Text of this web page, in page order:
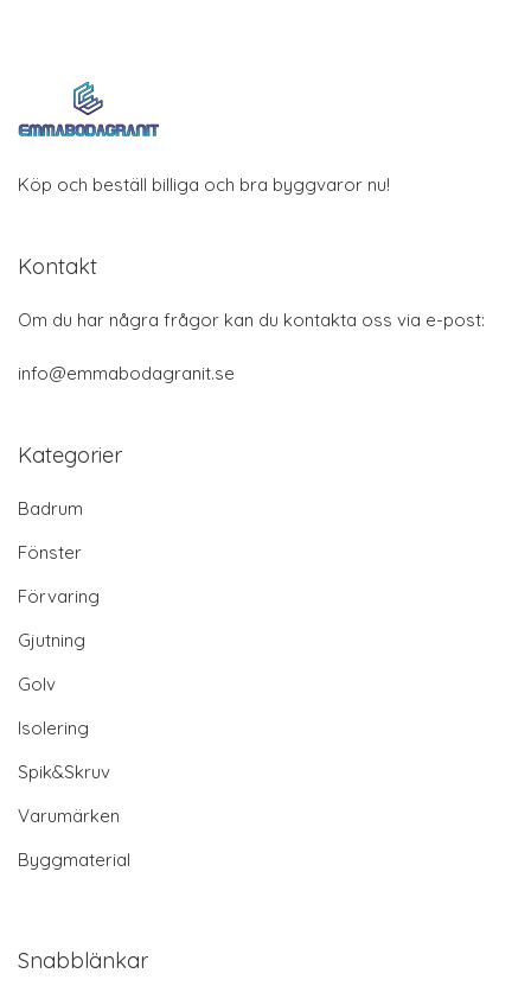
Köp och beställ billiga och bra byggvaror nu!
Kontakt
Om du har några frågor kan du kontakta oss via e-post:
info@emmabodagranit.se
Kategorier
Badrum
Fönster
Förvaring
Gjutning
Golv
Isolering
Spik&Skruv
Varumärken
Byggmaterial
Snabblänkar